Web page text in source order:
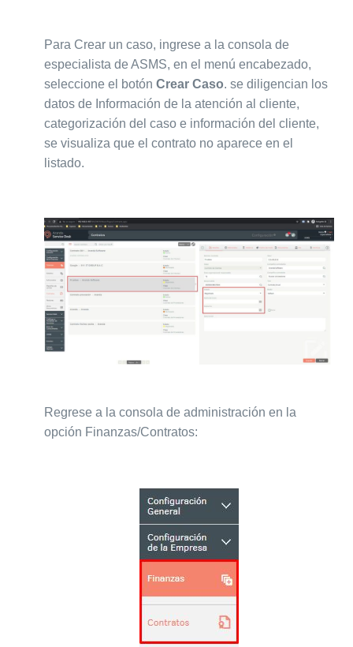
Para Crear un caso, ingrese a la consola de
especialista de ASMS, en el menú encabezado,
seleccione el botón Crear Caso. se diligencian los
datos de Información de la atención al cliente,
categorización del caso e información del cliente,
se visualiza que el contrato no aparece en el
listado.
Regrese a la consola de administración en la
opción Finanzas/Contratos: